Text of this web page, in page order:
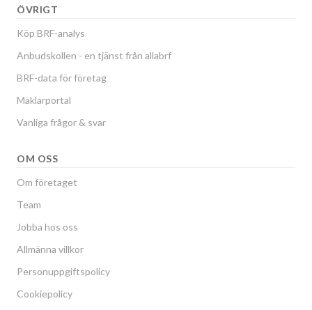
ÖVRIGT
Köp BRF-analys
Anbudskollen - en tjänst från allabrf
BRF-data för företag
Mäklarportal
Vanliga frågor & svar
OM OSS
Om företaget
Team
Jobba hos oss
Allmänna villkor
Personuppgiftspolicy
Cookiepolicy